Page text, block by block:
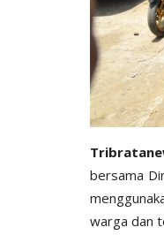
bersama
warga dan